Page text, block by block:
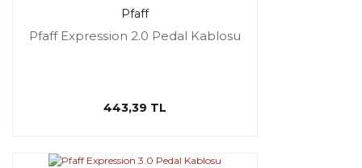
Pfaff
Pfaff Expression 2.0 Pedal Kablosu
443,39 TL